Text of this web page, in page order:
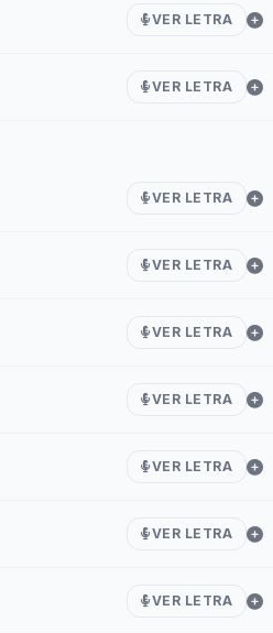
VER LETRA
VER LETRA
VER LETRA
VER LETRA
VER LETRA
VER LETRA
VER LETRA
VER LETRA
VER LETRA